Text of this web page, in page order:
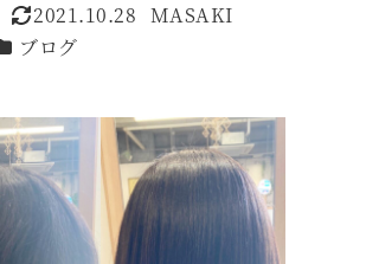
更新日
2021.10.28
著
MASAKI
テゴリー
ブログ